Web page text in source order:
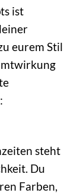
ist
eurem Stil
steht
Du
Farben,